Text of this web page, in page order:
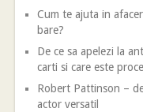
Cum te ajuta in
bare?
De ce sa apelezi la
carti si care este
Robert Pattinson –
actor versatil